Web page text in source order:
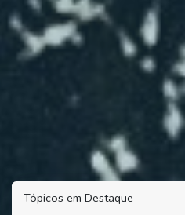
Tópicos em Destaque